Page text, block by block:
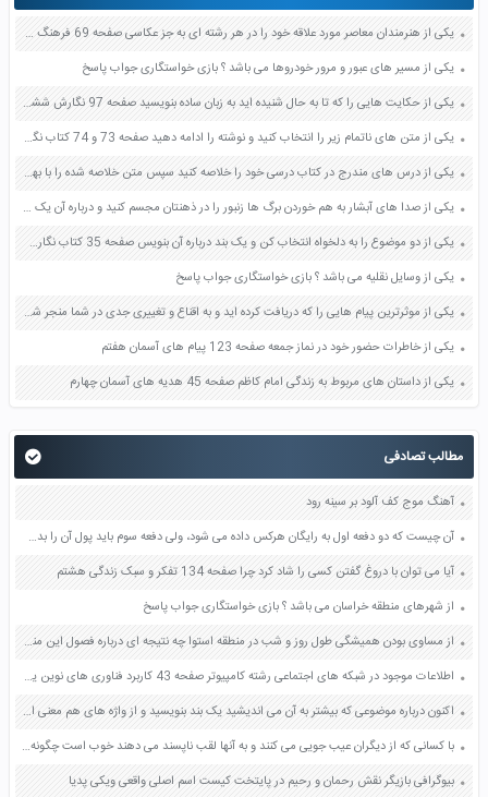
یکی از هنرمندان معاصر مورد علاقه خود را در هر رشته ای به جز عکاسی صفحه 69 فرهنگ و هنر نهم
یکی از مسیر های عبور و مرور خودروها می باشد ؟ بازی خواستگاری جواب پاسخ
یکی از حکایت هایی را که تا به حال شنیده اید به زبان ساده بنویسید صفحه 97 نگارش ششم دبستان
یکی از متن های ناتمام زیر را انتخاب کنید و نوشته را ادامه دهید صفحه 73 و 74 کتاب نگارش فارسی پنجم دبستان
یکی از درس های مندرج در کتاب درسی خود را خلاصه کنید سپس متن خلاصه شده را با بهره گیری از روش های دسته بندی نمودار جدول نقشه مفهومی نشان دهید صفحه 118 نگارش یازدهم
یکی از صدا های آبشار به هم خوردن برگ ها زنبور را در ذهنتان مجسم کنید و درباره آن یک بند بنویسید صفحه 11 نگارش پنجم
یکی از دو موضوع را به دلخواه انتخاب کن و یک بند درباره آن بنویس صفحه 35 کتاب نگارش فارسی سوم
یکی از وسایل نقلیه می باشد ؟ بازی خواستگاری جواب پاسخ
یکی از موثرترین پیام هایی را که دریافت کرده اید و به اقناع و تغییری جدی در شما منجر شده است برسی کنید و علت این تاثیر گذاری قابل توجه را بنویسید صفحه 52 تفکر و سواد رسانه ای دهم
یکی از خاطرات حضور خود در نماز جمعه صفحه 123 پیام های آسمان هفتم
یکی از داستان های مربوط به زندگی امام کاظم صفحه 45 هدیه های آسمان چهارم
مطالب تصادفی
آهنگ موج کف آلود بر سینه رود
آن چیست که دو دفعه اول به رایگان هرکس داده می شود، ولی دفعه سوم باید پول آن را بدهید؟
آیا می توان با دروغ گفتن کسی را شاد کرد چرا صفحه 134 تفکر و سبک زندگی هشتم
از شهرهای منطقه خراسان می باشد ؟ بازی خواستگاری جواب پاسخ
از مساوی بودن همیشگی طول روز و شب در منطقه استوا چه نتیجه ای درباره فصول این منطقه میرسید صفحه 13 مطالعات اجتماعی نهم
اطلاعات موجود در شبکه های اجتماعی رشته کامپیوتر صفحه 43 کاربرد فناوری های نوین یازدهم
اکنون درباره موضوعی که بیشتر به آن می اندیشید یک بند بنویسید و از واژه های هم معنی استفاده کنید صفحه 18 کتاب نگارش فارسی ششم دبستان
با کسانی که از دیگران عیب جویی می کنند و به آنها لقب ناپسند می دهند خوب است چگونه رفتار کنیم صفحه 21 قرآن ششم
بیوگرافی بازیگر نقش رحمان و رحیم در پایتخت کیست اسم اصلی واقعی ویکی پدیا